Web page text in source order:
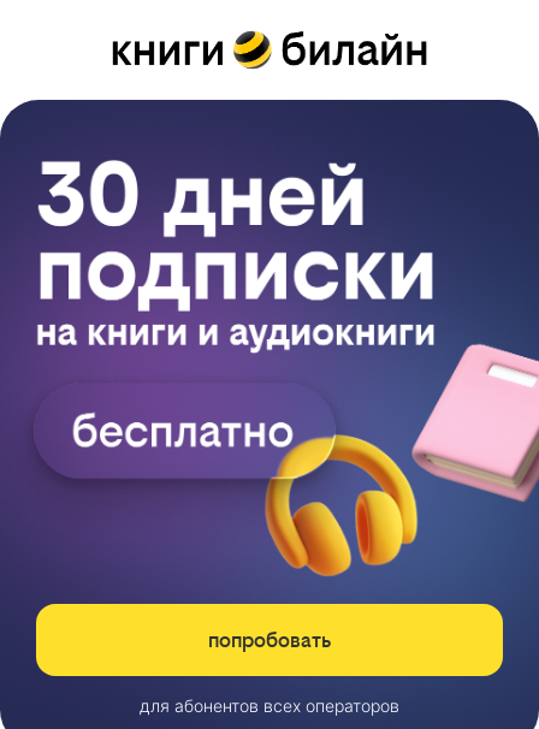
попробовать
для абонентов всех операторов